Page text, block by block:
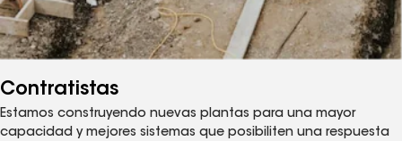
Contratistas
Estamos construyendo nuevas plantas para una mayor
capacidad y mejores sistemas que posibiliten una respuesta